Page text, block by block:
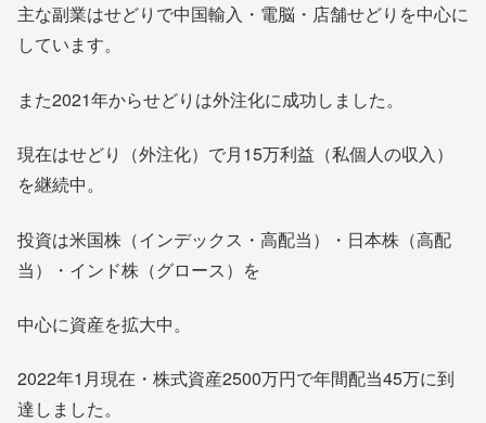
主な副業はせどりで中国輸入・電脳・店舗せどりを中心に
しています。
また2021年からせどりは外注化に成功しました。
現在はせどり（外注化）で月15万利益（私個人の収入）
を継続中。
投資は米国株（インデックス・高配当）・日本株（高配
当）・インド株（グロース）を
中心に資産を拡大中。
2022年1月現在・株式資産2500万円で年間配当45万に到
達しました。